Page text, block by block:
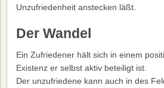
Unzufriedenheit anstecken läßt.
Der Wandel
Ein Zufriedener hält sich in einem
Existenz er selbst aktiv beteiligt ist.
Der unzufriedene kann auch in des